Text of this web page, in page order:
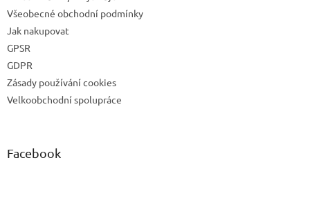
Všeobecné obchodní podmínky
Jak nakupovat
GPSR
GDPR
Zásady používání cookies
Velkoobchodní spolupráce
Facebook